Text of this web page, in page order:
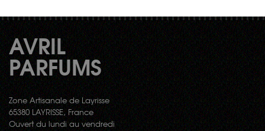
AVRIL
PARFUMS
Zone Artisanale de Layrisse
65380 LAYRISSE, France
Ouvert du lundi au vendredi